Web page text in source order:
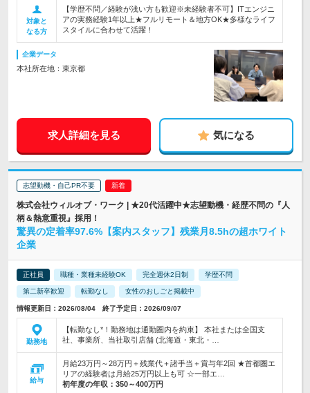
対象と
なる方
【学歴不問／経験が浅い方も歓迎※未経験者不可】ITエンジニ
アの実務経験1年以上★フルリモート＆地方OK★多様なライフ
スタイルに合わせて活躍！
企業データ
本社所在地：東京都
求人詳細を見る 気になる
志望動機・自己PR不要
株式会社ウィルオブ・ワーク | ★20代活躍中★志望動機・経歴不問の『人
柄＆熱意重視』採用！
驚異の定着率97.6%【案内スタッフ】残業月8.5hの超ホワイト
企業
正社員 職種・業種未経験OK 完全週休2日制 学歴不問
第二新卒歓迎 転勤なし 女性のおしごと掲載中
情報更新日：2026/08/04 終了予定日：2026/09/07
勤務地
【転勤なし*！勤務地は通勤圏内を約束】 本社または全国支
社、事業所、当社取引店舗 (北海道・東北・…
給与
月給23万円～28万円＋残業代＋諸手当＋賞与年2回 ★首都圏エ
リアの経験者は月給25万円以上も可 ☆一部エ…
初年度の年収： 350～400万円